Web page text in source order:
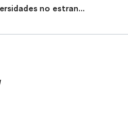
Universidades no estrangeiro